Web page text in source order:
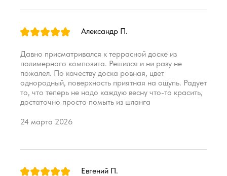
Александр П.
Давно присматривался к террасной доске из
полимерного композита. Решился и ни разу не
пожалел. По качеству доска ровная, цвет
однородный, поверхность приятная на ощупь. Радует
то, что теперь не надо каждую весну что-то красить,
достаточно просто помыть из шланга
24 марта 2026
Евгений П.